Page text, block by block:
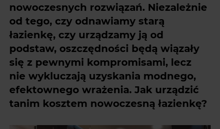
nowoczesnych rozwiązań. Niezależnie
od tego, czy odnawiamy starą
łazienkę, czy urządzamy ją od
podstaw, oszczędności będą wiązały
się z pewnymi kompromisami, lecz
nie wykluczają uzyskania modnego,
efektownego wrażenia. Jak urządzić
tanim kosztem nowoczesną łazienkę?